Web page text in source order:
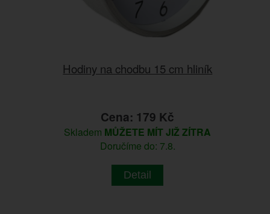
Hodiny na chodbu 15 cm hliník
Cena: 179 Kč
Skladem MŮŽETE MÍT JIŽ ZÍTRA
Doručíme do: 7.8.
Detail